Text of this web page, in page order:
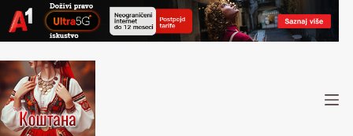
content